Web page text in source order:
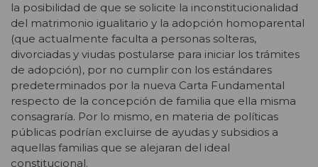
la posibilidad de que se solicite la inconstitucionalidad
del matrimonio igualitario y la adopción homoparental
(que actualmente faculta a personas solteras,
divorciadas y viudas postularse para iniciar los trámites
de adopción), por no cumplir con los estándares
predeterminados por la nueva Carta Fundamental
respecto de la concepción de familia que ella misma
consagraría. Por lo mismo, en materia de políticas
públicas podrían excluirse de ayudas y subsidios a
aquellas familias que se alejaran del ideal
constitucional.